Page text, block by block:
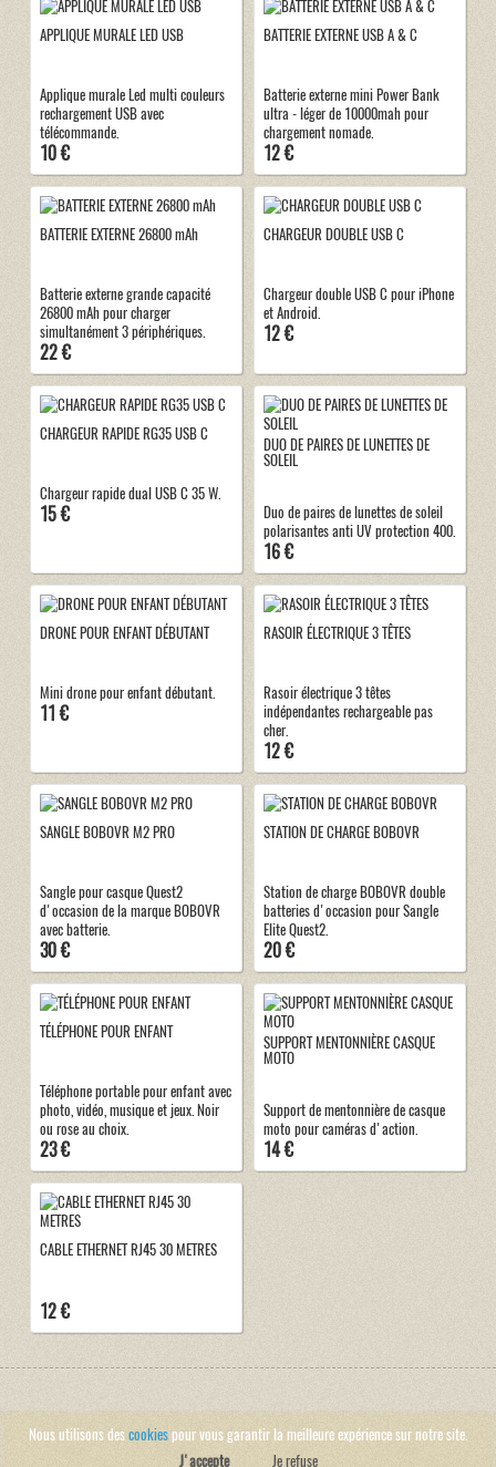
APPLIQUE MURALE LED USB
Applique murale Led multi couleurs
rechargement USB avec
télécommande.
10 €
BATTERIE EXTERNE USB A & C
Batterie externe mini Power Bank
ultra - léger de 10000mah pour
chargement nomade.
12 €
BATTERIE EXTERNE 26800 mAh
Batterie externe grande capacité
26800 mAh pour charger
simultanément 3 périphériques.
22 €
CHARGEUR DOUBLE USB C
Chargeur double USB C pour iPhone
et Android.
12 €
CHARGEUR RAPIDE RG35 USB C
Chargeur rapide dual USB C 35 W.
15 €
DUO DE PAIRES DE LUNETTES DE
SOLEIL
Duo de paires de lunettes de soleil
polarisantes anti UV protection 400.
16 €
DRONE POUR ENFANT DÉBUTANT
Mini drone pour enfant débutant.
11 €
RASOIR ÉLECTRIQUE 3 TÊTES
Rasoir électrique 3 têtes
indépendantes rechargeable pas
cher.
12 €
SANGLE BOBOVR M2 PRO
Sangle pour casque Quest2
d'occasion de la marque BOBOVR
avec batterie.
30 €
STATION DE CHARGE BOBOVR
Station de charge BOBOVR double
batteries d'occasion pour Sangle
Elite Quest2.
20 €
TÉLÉPHONE POUR ENFANT
Téléphone portable pour enfant avec
photo, vidéo, musique et jeux. Noir
ou rose au choix.
23 €
SUPPORT MENTONNIÈRE CASQUE
MOTO
Support de mentonnière de casque
moto pour caméras d'action.
14 €
CABLE ETHERNET RJ45 30 METRES
12 €
Nous utilisons descookiespour vous garantir la meilleure expérience sur notre site.
J'accepte
Je refuse